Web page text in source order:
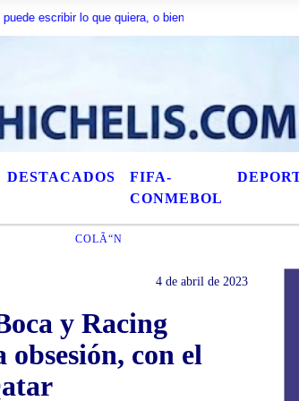
lo que quiera, o bien puede mostrar los Ãºltimos
DESTACADOS
FIFA-
CONMEBOL
COLÃ“N
4 de abril de 2023
y Racing
con el